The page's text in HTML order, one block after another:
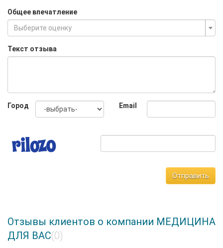
Общее впечатление
Выберите оценку
Текст отзыва
Город Email
Отправить
Отзывы клиентов о компании МЕДИЦИНА
ДЛЯ ВАС(0)